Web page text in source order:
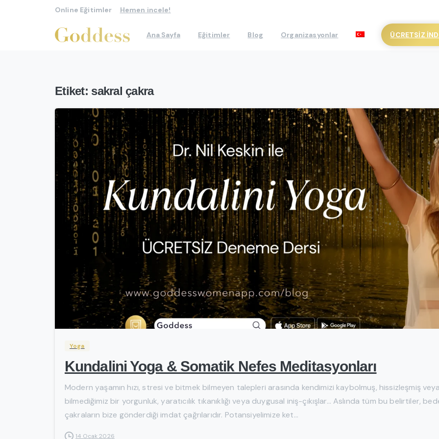
Online Eğitimler Hemen incele!
Ana Sayfa Eğitimler Blog Organizasyonlar ÜCRETSIZ
Etiket: sakral çakra
Yoga
Kundalini Yoga & Somatik Nefes Meditasyonları
Modern yaşamın hızı, stresi ve bitmek bilmeyen talepleri arasında kendimizi kaybolmuş, hissizleşmiş
bilmediğimiz bir yorgunluk, yaratıcılık tıkanıklığı veya duygusal iniş-çıkışlar… Aslında tüm bu belirtiler,
çakraların bize gönderdiği imdat çağrılarıdır. Potansiyelimize ket...
14 Ocak 2026